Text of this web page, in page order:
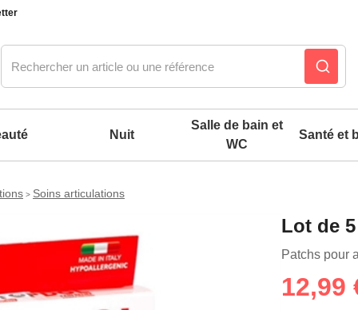
Nuit
Salle de bain et
WC
Santé et
confort mixtes
pieds
> Soins articulations
Lot de
Patchs pour
12,99